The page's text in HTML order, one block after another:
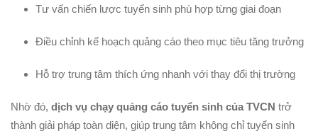
Tư vấn chiến lược tuyển sinh phù hợp từng giai đoạn
Điều chỉnh kế hoạch quảng cáo theo mục tiêu tăng trưởng
Hỗ trợ trung tâm thích ứng nhanh với thay đổi thị trường
Nhờ đó, dịch vụ chạy quảng cáo tuyển sinh của TVCN trở
thành giải pháp toàn diện, giúp trung tâm không chỉ tuyển sinh